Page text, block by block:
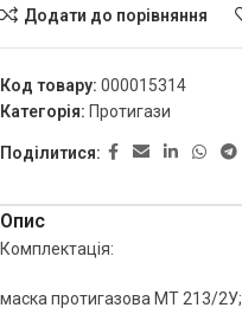
Додати до порівняння
Код товару: 000015314
Категорія: Протигази
Поділитися:
Опис
Комплектація:
маска протигазова МТ 213/2У;